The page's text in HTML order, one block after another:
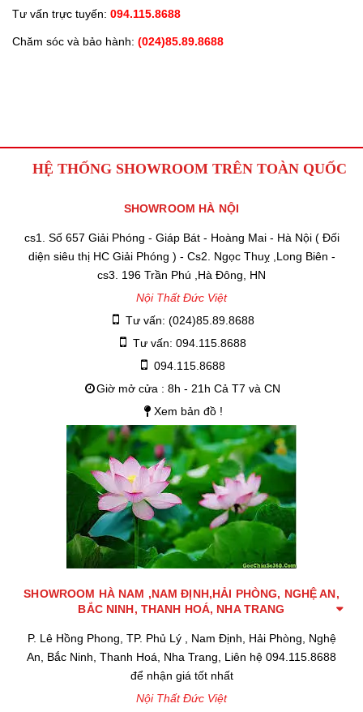
Tư vấn trực tuyến: 094.115.8688
Chăm sóc và bảo hành: (024)85.89.8688
HỆ THỐNG SHOWROOM TRÊN TOÀN QUỐC
SHOWROOM HÀ NỘI
cs1. Số 657 Giải Phóng - Giáp Bát - Hoàng Mai - Hà Nội ( Đối
diện siêu thị HC Giải Phóng ) - Cs2. Ngọc Thuỵ ,Long Biên -
cs3. 196 Trần Phú ,Hà Đông, HN
Nội Thất Đức Việt
Tư vấn: (024)85.89.8688
Tư vấn: 094.115.8688
094.115.8688
Giờ mở cửa : 8h - 21h Cả T7 và CN
Xem bản đồ !
SHOWROOM HÀ NAM ,NAM ĐỊNH,HẢI PHÒNG, NGHỆ AN,
BẮC NINH, THANH HOÁ, NHA TRANG
P. Lê Hồng Phong, TP. Phủ Lý , Nam Định, Hải Phòng, Nghệ
An, Bắc Ninh, Thanh Hoá, Nha Trang, Liên hệ 094.115.8688
để nhận giá tốt nhất
Nội Thất Đức Việt